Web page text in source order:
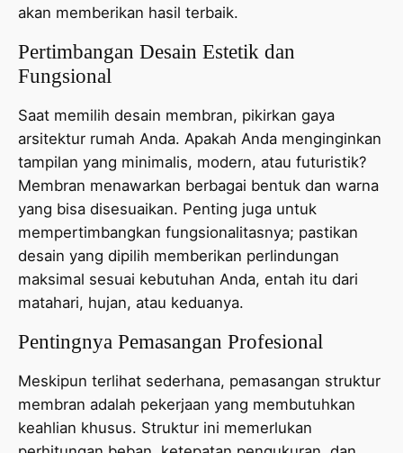
akan memberikan hasil terbaik.
Pertimbangan Desain Estetik dan
Fungsional
Saat memilih desain membran, pikirkan gaya
arsitektur rumah Anda. Apakah Anda menginginkan
tampilan yang minimalis, modern, atau futuristik?
Membran menawarkan berbagai bentuk dan warna
yang bisa disesuaikan. Penting juga untuk
mempertimbangkan fungsionalitasnya; pastikan
desain yang dipilih memberikan perlindungan
maksimal sesuai kebutuhan Anda, entah itu dari
matahari, hujan, atau keduanya.
Pentingnya Pemasangan Profesional
Meskipun terlihat sederhana, pemasangan struktur
membran adalah pekerjaan yang membutuhkan
keahlian khusus. Struktur ini memerlukan